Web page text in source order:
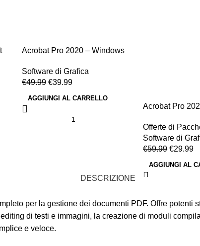
Acrobat Pro 2020 – Windows
Software di Grafica
€49.99 €39.99
AGGIUNGI AL CARRELLO
Acrobat Pro
Offerte di
Software di
€59.99 €29.99
AGGIUNGI AL
DESCRIZIONE
per la gestione dei documenti PDF. Offre potenti
di testi e immagini, la creazione di moduli
e veloce.